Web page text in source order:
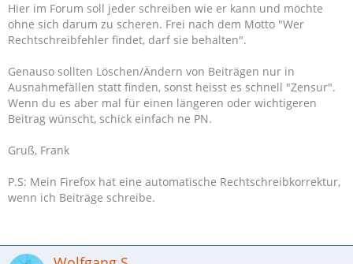
Hier im Forum soll jeder schreiben wie er kann und möchte
ohne sich darum zu scheren. Frei nach dem Motto "Wer
Rechtschreibfehler findet, darf sie behalten".
Genauso sollten Löschen/Ändern von Beiträgen nur in
Ausnahmefällen statt finden, sonst heisst es schnell "Zensur".
Wenn du es aber mal für einen längeren oder wichtigeren
Beitrag wünscht, schick einfach ne PN.
Gruß, Frank
P.S: Mein Firefox hat eine automatische Rechtschreibkorrektur,
wenn ich Beiträge schreibe.